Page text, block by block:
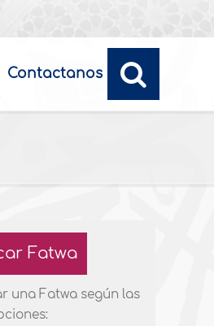
Contactanos
Fatwa
una Fatwa según las